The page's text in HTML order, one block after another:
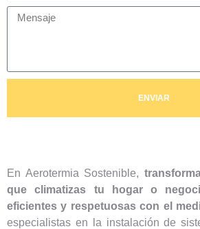
ENVIAR
En Aerotermia Sostenible,
que climatizas tu hogar o
eficientes y respetuosas con el
especialistas en la instalación de